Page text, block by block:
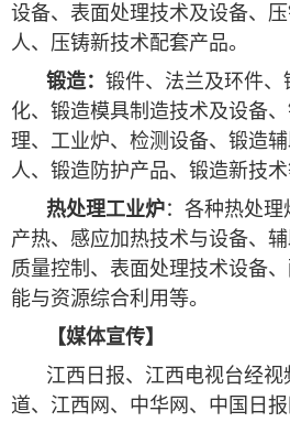
设备、表面处理技术及设备、
人、压铸新技术配套产品。
锻造： 锻件、法兰及环件
化、锻造模具制造技术及设备
理、工业炉、检测设备、锻造
人、锻造防护产品、锻造新技术
热处理工业炉：各种热处
产热、感应加热技术与设备、辅
质量控制、表面处理技术设备
能与资源综合利用等。
【媒体宣传】
江西日报、江西电视台经
道、江西网、中华网、中国日报